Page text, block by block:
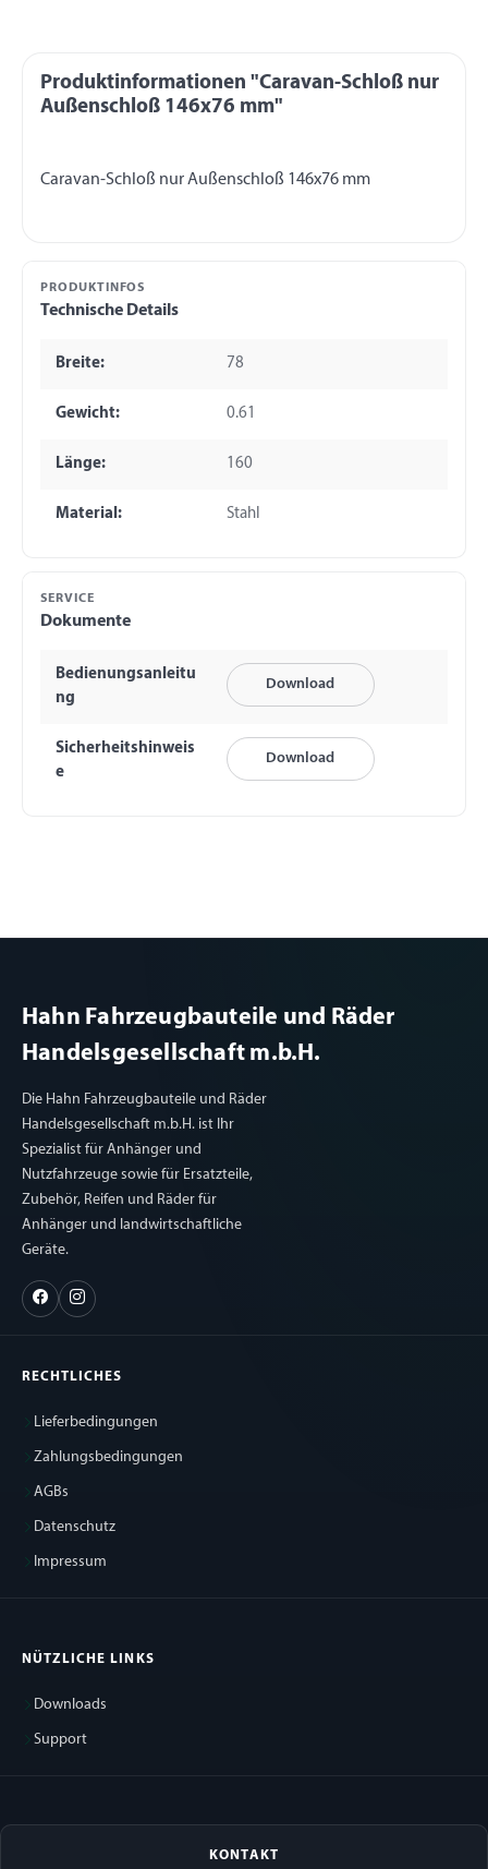
Produktinformationen "Caravan-Schloß nur
Außenschloß 146x76 mm"
PRODUKTINFOS
Technische Details
Breite: 78
Gewicht: 0.61
Länge: 160
Material: Stahl
SERVICE
Dokumente
Bedienungsanleitu
ng
Download
Sicherheitshinweis
e
Download
Hahn Fahrzeugbauteile und Räder
Handelsgesellschaft m.b.H.
Die Hahn Fahrzeugbauteile und Räder
Handelsgesellschaft m.b.H. ist Ihr
Spezialist für Anhänger und
Nutzfahrzeuge sowie für Ersatzteile,
Zubehör, Reifen und Räder für
Anhänger und landwirtschaftliche
Geräte.
RECHTLICHES
Lieferbedingungen
Zahlungsbedingungen
AGBs
Datenschutz
Impressum
NÜTZLICHE LINKS
Downloads
Support
KONTAKT